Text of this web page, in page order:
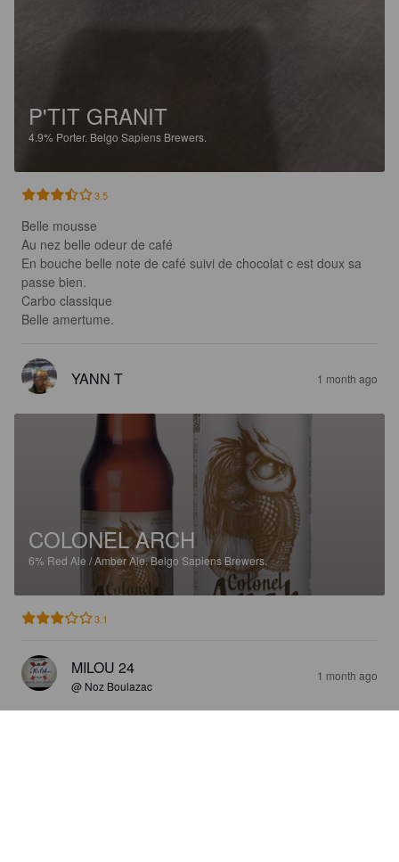
P'TIT GRANIT
4.9% Porter. Belgo Sapiens Brewers.
3.5
Belle mousse
Au nez belle odeur de café
En bouche belle note de café suivi de chocolat c est doux sa
passe bien.
Carbo classique
Belle amertume.
YANN T 1 month ago
COLONEL ARCH
6% Red Ale / Amber Ale.Belgo Sapiens Brewers.
3.1
MILOU 24
@ Noz Boulazac
1 month ago